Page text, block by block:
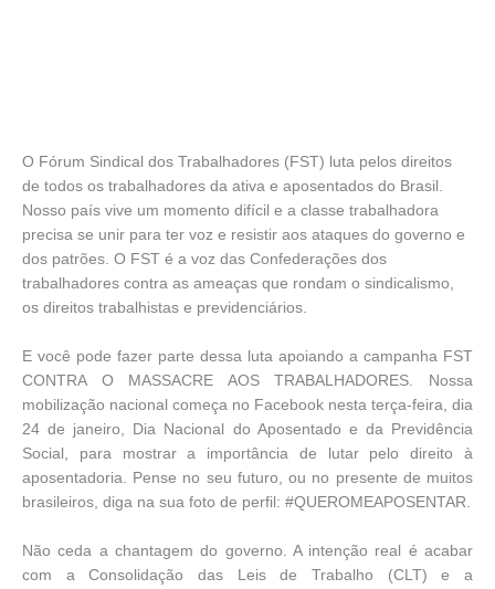
O Fórum Sindical dos Trabalhadores (FST) luta pelos direitos
de todos os trabalhadores da ativa e aposentados do Brasil.
Nosso país vive um momento difícil e a classe trabalhadora
precisa se unir para ter voz e resistir aos ataques do governo e
dos patrões. O FST é a voz das Confederações dos
trabalhadores contra as ameaças que rondam o sindicalismo,
os direitos trabalhistas e previdenciários.
E você pode fazer parte dessa luta apoiando a campanha FST
CONTRA O MASSACRE AOS TRABALHADORES. Nossa
mobilização nacional começa no Facebook nesta terça-feira, dia
24 de janeiro, Dia Nacional do Aposentado e da Previdência
Social, para mostrar a importância de lutar pelo direito à
aposentadoria. Pense no seu futuro, ou no presente de muitos
brasileiros, diga na sua foto de perfil: #QUEROMEAPOSENTAR.
Não ceda a chantagem do governo. A intenção real é acabar
com a Consolidação das Leis de Trabalho (CLT) e a